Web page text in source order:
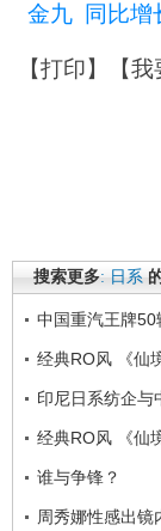
金九
同比增
【打印】【我
搜索更多: 日系
中国重汽王牌
经典RO风 《仙
印尼日系纺企与
经典RO风 《仙
谁与争锋？
周秀娜性感出镜